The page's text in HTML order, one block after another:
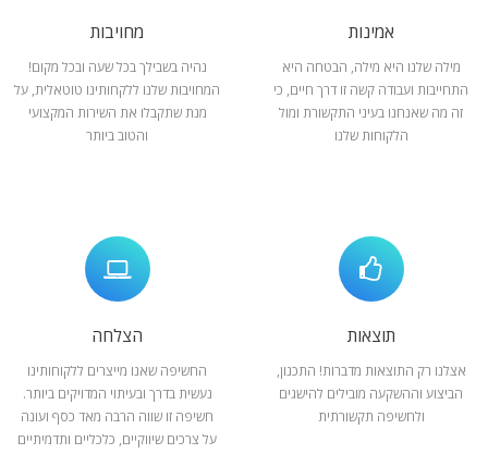
אמינות
מילה שלנו היא מילה, הבטחה היא
התחייבות ועבודה קשה זו דרך חיים, כי
זה מה שאנחנו בעיני התקשורת ומול
הלקוחות שלנו
מחויבות
נהיה בשבילך בכל שעה ובכל מקום!
המחויבות שלנו ללקחותינו טוטאלית, על
מנת שתקבלו את השירות המקצועי
והטוב ביותר
תוצאות
אצלנו רק התוצאות מדברות! התכנון,
הביצוע וההשקעה מובילים להישגים
ולחשיפה תקשורתית
הצלחה
החשיפה שאנו מייצרים ללקוחותינו
נעשית בדרך ובעיתוי המדויקים ביותר.
חשיפה זו שווה הרבה מאד כסף ועונה
על צרכים שיווקיים, כלכליים ותדמיתיים